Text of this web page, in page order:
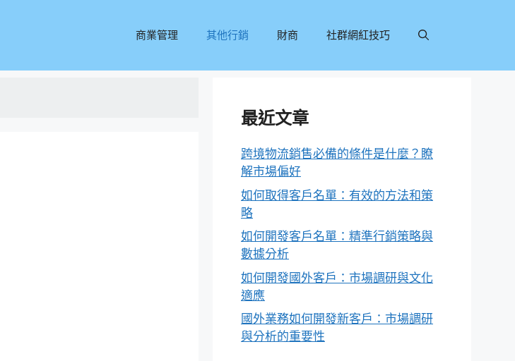
商業管理 其他行銷 財商 社群網紅技巧
最近文章
跨境物流銷售必備的條件是什麼？瞭
解市場偏好
如何取得客戶名單：有效的方法和策
略
如何開發客戶名單：精準行銷策略與
數據分析
如何開發國外客戶：市場調研與文化
適應
國外業務如何開發新客戶：市場調研
與分析的重要性